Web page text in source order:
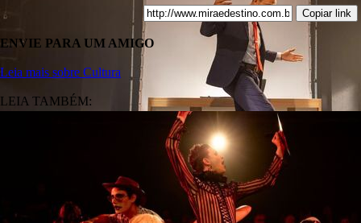
Copiar link
ENVIE PARA UM AMIGO
Leia mais sobre Cultura
LEIA TAMBÉM: